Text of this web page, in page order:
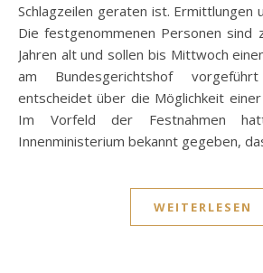
Schlagzeilen geraten ist. Ermittlungen
Die festgenommenen Personen sind
Jahren alt und sollen bis Mittwoch
am Bundesgerichtshof
entscheidet über die Möglichkeit
Im Vorfeld der Festnahmen
Innenministerium bekannt gegeben,
WEITERLESEN